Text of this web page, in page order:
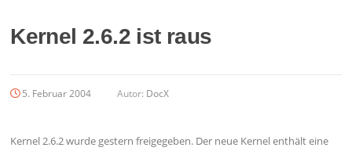
Kernel 2.6.2 ist raus
5. Februar 2004 Autor: DocX
Kernel 2.6.2 wurde gestern freigegeben. Der neue Kernel enthält eine